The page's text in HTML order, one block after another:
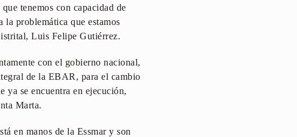
tenemos con capacidad de
la problemática que estamos
Luis Felipe Gutiérrez.
con el gobierno nacional,
de la EBAR, para el cambio
ya se encuentra en ejecución,
Marta.
en manos de la Essmar y son